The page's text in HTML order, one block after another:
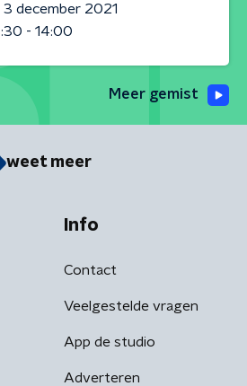
3 december 2021
- 14:00
Meer gemist
weet meer
Info
Contact
Veelgestelde vragen
App de studio
Adverteren